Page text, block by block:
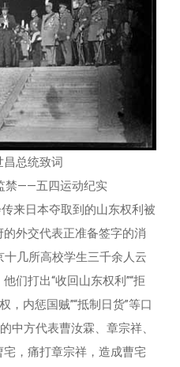
昌总统致词
――五四运动纪实
日本夺取到的山东权利被
外交代表正准备签字的消
几所高校学生三千余人云
们打出“收回山东权利”“拒
，内惩国贼”“抵制日货”等口
中方代表曹汝霖、章宗祥、
，痛打章宗祥，造成曹宅